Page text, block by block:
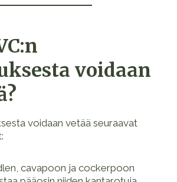
voidaan
voidaan vetää seuraavat
cavapoon ja cockerpoon